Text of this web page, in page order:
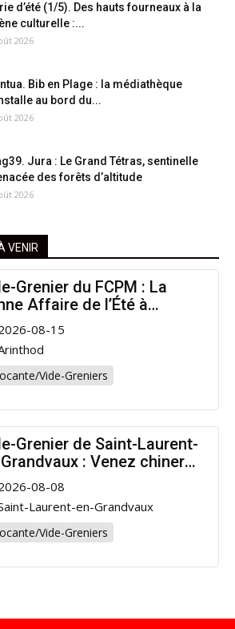
d’été (1/5). Des hauts fourneaux à la
culturelle :...
2026
Bib en Plage : la médiathèque
au bord du...
2026
Jura : Le Grand Tétras, sentinelle
des forêts d’altitude
2026
VENIR
Grenier du FCPM : La
Affaire de l’Été à
!
08-15
Vide-Greniers
Grenier de Saint-Laurent-
: Venez chiner
la bonne cause !
08-08
Laurent-en-Grandvaux
Vide-Greniers